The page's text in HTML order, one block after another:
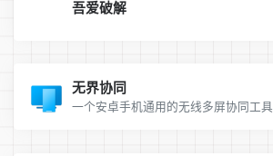
吾爱破解
无界协同
一个安卓手机通用的无线多屏协同工具